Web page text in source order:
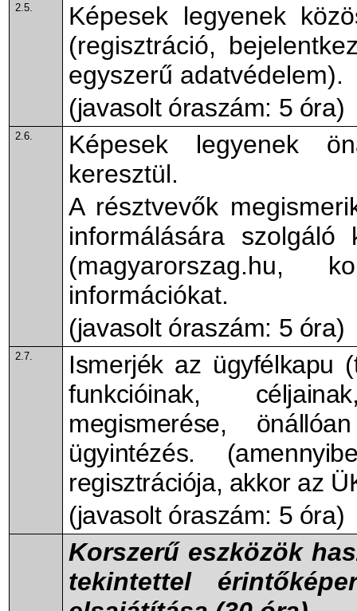
2.5.
Képesek legyenek
(regisztráció,
egyszerű adatvédelem).
(javasolt óraszám: 5 óra)
2.6.
Képesek legyenek
keresztül.
A résztvevők
informálására szolgáló
(magyarorszag.hu,
információkat.
(javasolt óraszám: 5 óra)
2.7.
Ismerjék az ügyfélkapu
funkcióinak,
megismerése,
ügyintézés.
regisztrációja, akkor az
(javasolt óraszám: 5 óra)
Korszerű eszközök
tekintettel